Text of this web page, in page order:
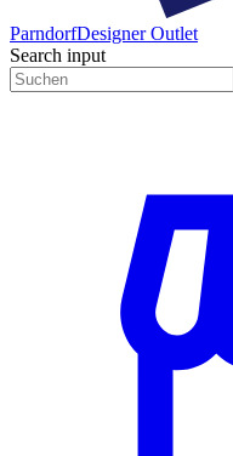
ParndorfDesigner Outlet
Search input